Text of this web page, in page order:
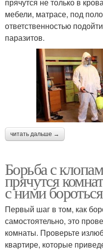
прячутся не только в
мебели, матрасе, под
ответственностью
паразитов.
читать дальше →
Борьба с
прячутся
с ними бороться
Первый шаг в том, как
самостоятельно, это
комнаты. Проверьте
квартире, которые